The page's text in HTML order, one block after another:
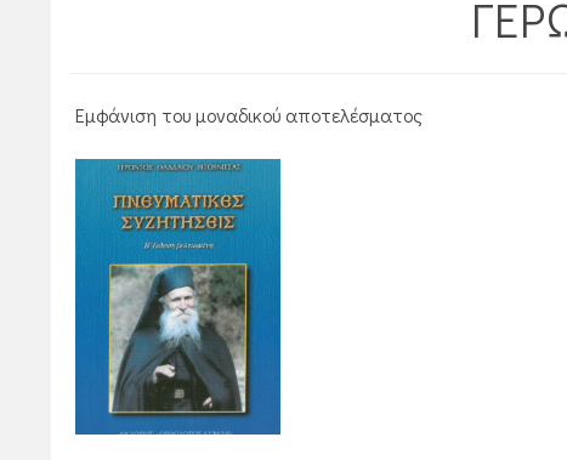
Εμφάνιση του μοναδικού αποτελέσματος